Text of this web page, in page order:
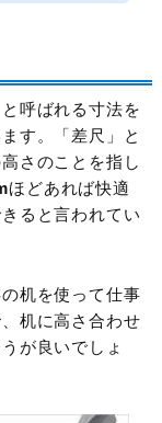
と呼ばれる寸法を
す。「差尺」と
さのことを指し
ほどあれば快適
ると言われてい
机を使って仕事
机に高さ合わせ
が良いでしょ